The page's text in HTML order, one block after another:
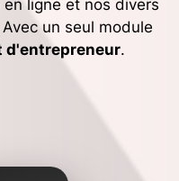
ligne et nos divers
un seul module
d'entrepreneur.